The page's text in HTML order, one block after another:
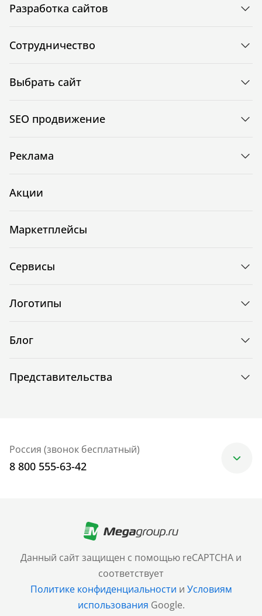
Данный сайт защищен с помощью reCAPTCHA и
соответствует
Политике конфиденциальности и Условиям
использования Google.
Разработка сайтов
Сотрудничество
Выбрать сайт
SEO продвижение
Реклама
Акции
Маркетплейсы
Сервисы
Логотипы
Блог
Представительства
Россия (звонок бесплатный)
8 800 555-63-42
+7 (499) 705-30-10
Санкт-Петербург
+7 (812) 600-77-33
Барнаул
+7 (961) 999-93-93